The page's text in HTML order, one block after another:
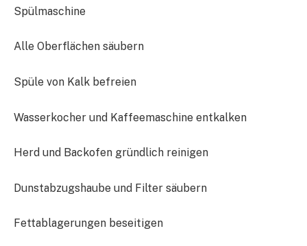
Spülmaschine
Alle Oberflächen säubern
Spüle von Kalk befreien
Wasserkocher und Kaffeemaschine entkalken
Herd und Backofen gründlich reinigen
Dunstabzugshaube und Filter säubern
Fettablagerungen beseitigen